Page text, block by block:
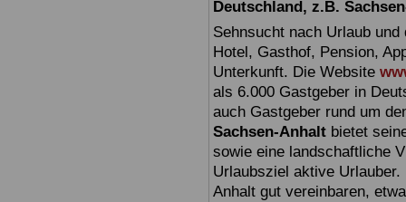
Deutschland, z.B.
Sehnsucht nach Urlaub
Hotel, Gasthof, Pension,
Unterkunft. Die Website
als 6.000 Gastgeber in
auch Gastgeber rund um
Sachsen-Anhalt bietet
sowie eine landschaftliche
Urlaubsziel aktive
Anhalt gut vereinbaren,